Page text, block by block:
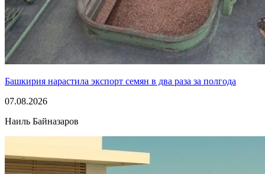
Башкирия нарастила экспорт семян в два раза за полгода
07.08.2026
Наиль Байназаров